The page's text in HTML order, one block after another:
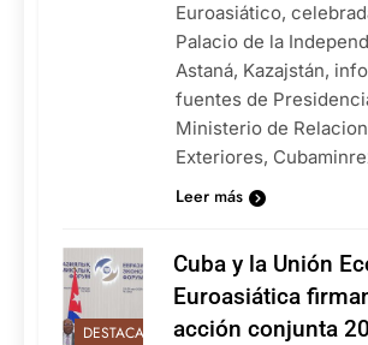
Euroasiático,
Palacio de la
Astaná, Kazajstán,
fuentes de
Ministerio de
Exteriores,
Leer más
DESTACADAS
Cuba y la Unión
Euroasiática
acción conjunta